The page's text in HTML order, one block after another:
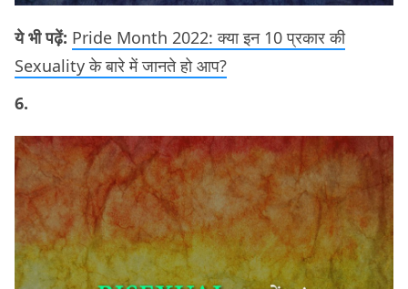
ये भी पढ़ें: Pride Month 2022: क्या इन 10 प्रकार की
Sexuality के बारे में जानते हो आप?
6.